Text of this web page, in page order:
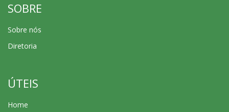
SOBRE
Sobre nós
Diretoria
ÚTEIS
Home